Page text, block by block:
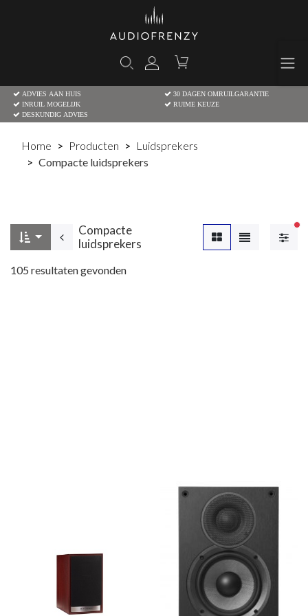
ADVIES AAN HUIS
30 DAGEN OMRUILGARANTIE
INRUIL MOGELIJK
RUIME KEUZE
DESKUNDIG ADVIES
Home Producten
Luidsprekers
Compacte luidsprekers
Compacte
luidsprekers
105 resultaten gevonden